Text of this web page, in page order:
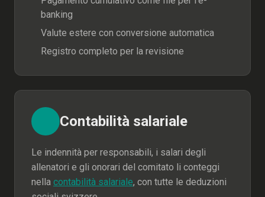
banking
Valute estere con conversione automatica
Registro completo per la revisione
Contabilità salariale
Le indennità per responsabili, i salari degli
allenatori e gli onorari del comitato li conteggi
nella contabilità salariale, con tutte le deduzioni